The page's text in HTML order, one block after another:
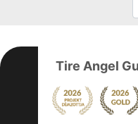
Tire Angel